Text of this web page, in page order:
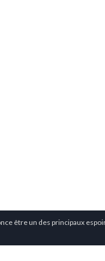
être un des principaux